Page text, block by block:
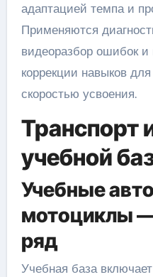
адаптацией темпа и
Применяются
видеоразбор ошибок
коррекции навыков
скоростью усвоения.
Транспорт
учебной
Учебные
мотоциклы
ряд
Учебная база